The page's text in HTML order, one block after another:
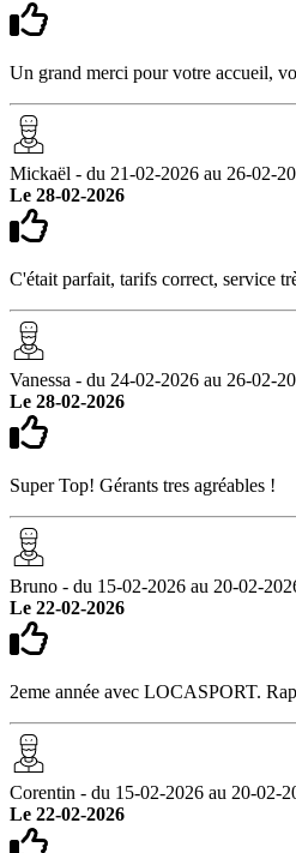
Un grand merci pour votre accueil,
Mickaël - du 21-02-2026 au 26-02-
Le 28-02-2026
C'était parfait, tarifs correct, service
Vanessa - du 24-02-2026 au 26-02-
Le 28-02-2026
Super Top! Gérants tres agréables !
Bruno - du 15-02-2026 au 20-02-
Le 22-02-2026
2eme année avec LOCASPORT.
Corentin - du 15-02-2026 au 20-02-
Le 22-02-2026